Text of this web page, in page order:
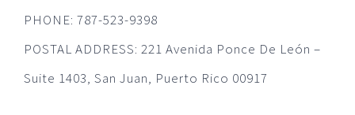
PHONE: 787-523-9398
POSTAL ADDRESS: 221 Avenida Ponce De León –
Suite 1403, San Juan, Puerto Rico 00917